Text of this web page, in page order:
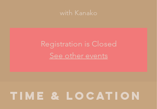
with Kanako
Registration is Closed
See other events
Time & Location